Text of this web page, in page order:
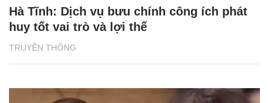
TRUYỀN THÔNG
Hà Tĩnh: Dịch vụ bưu chính công ích phát
huy tốt vai trò và lợi thế